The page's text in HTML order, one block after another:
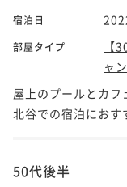
宿泊日
部屋タイプ
【
ャ
屋上のプールとカフ
北谷での宿泊におす
50代後半